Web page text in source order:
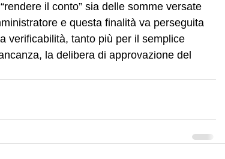
il conto” sia delle somme versate
e questa finalità va perseguita
verificabilità, tanto più per il semplice
la delibera di approvazione del